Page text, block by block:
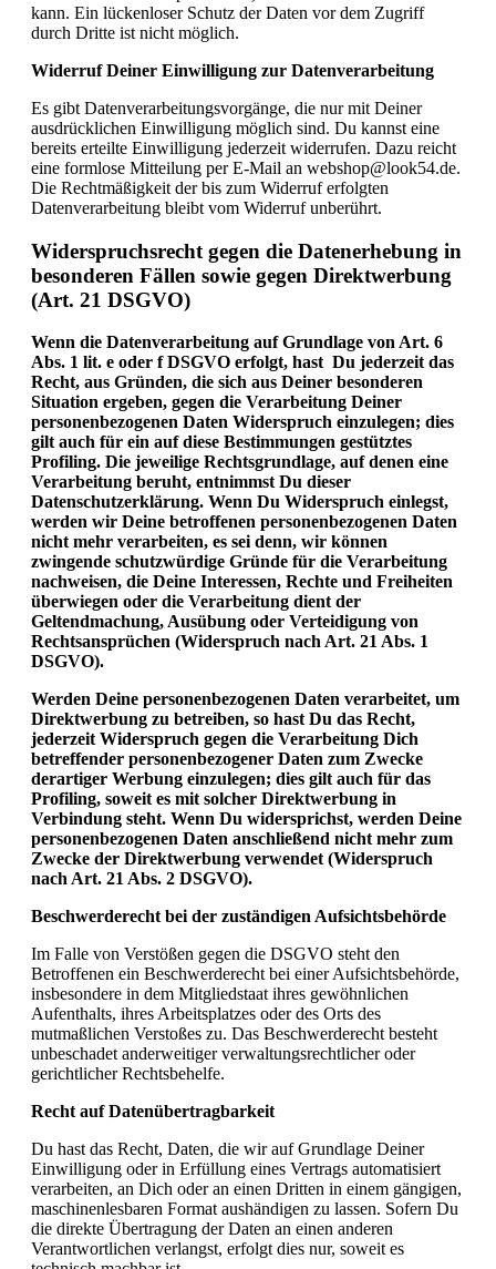
kann. Ein lückenloser Schutz der Daten vor dem Zugriff
durch Dritte ist nicht möglich.
Widerruf Deiner Einwilligung zur Datenverarbeitung
Es gibt Datenverarbeitungsvorgänge, die nur mit Deiner
ausdrücklichen Einwilligung möglich sind. Du kannst eine
bereits erteilte Einwilligung jederzeit widerrufen. Dazu reicht
eine formlose Mitteilung per E-Mail an webshop@look54.de.
Die Rechtmäßigkeit der bis zum Widerruf erfolgten
Datenverarbeitung bleibt vom Widerruf unberührt.
Widerspruchsrecht gegen die Datenerhebung in
besonderen Fällen sowie gegen Direktwerbung
(Art. 21 DSGVO)
Wenn die Datenverarbeitung auf Grundlage von Art. 6
Abs. 1 lit. e oder f DSGVO erfolgt, hast Du jederzeit das
Recht, aus Gründen, die sich aus Deiner besonderen
Situation ergeben, gegen die Verarbeitung Deiner
personenbezogenen Daten Widerspruch einzulegen; dies
gilt auch für ein auf diese Bestimmungen gestütztes
Profiling. Die jeweilige Rechtsgrundlage, auf denen eine
Verarbeitung beruht, entnimmst Du dieser
Datenschutzerklärung. Wenn Du Widerspruch einlegst,
werden wir Deine betroffenen personenbezogenen Daten
nicht mehr verarbeiten, es sei denn, wir können
zwingende schutzwürdige Gründe für die Verarbeitung
nachweisen, die Deine Interessen, Rechte und Freiheiten
überwiegen oder die Verarbeitung dient der
Geltendmachung, Ausübung oder Verteidigung von
Rechtsansprüchen (Widerspruch nach Art. 21 Abs. 1
DSGVO).
Werden Deine personenbezogenen Daten verarbeitet, um
Direktwerbung zu betreiben, so hast Du das Recht,
jederzeit Widerspruch gegen die Verarbeitung Dich
betreffender personenbezogener Daten zum Zwecke
derartiger Werbung einzulegen; dies gilt auch für das
Profiling, soweit es mit solcher Direktwerbung in
Verbindung steht. Wenn Du widersprichst, werden Deine
personenbezogenen Daten anschließend nicht mehr zum
Zwecke der Direktwerbung verwendet (Widerspruch
nach Art. 21 Abs. 2 DSGVO).
Beschwerderecht bei der zuständigen Aufsichtsbehörde
Im Falle von Verstößen gegen die DSGVO steht den
Betroffenen ein Beschwerderecht bei einer Aufsichtsbehörde,
insbesondere in dem Mitgliedstaat ihres gewöhnlichen
Aufenthalts, ihres Arbeitsplatzes oder des Orts des
mutmaßlichen Verstoßes zu. Das Beschwerderecht besteht
unbeschadet anderweitiger verwaltungsrechtlicher oder
gerichtlicher Rechtsbehelfe.
Recht auf Datenübertragbarkeit
Du hast das Recht, Daten, die wir auf Grundlage Deiner
Einwilligung oder in Erfüllung eines Vertrags automatisiert
verarbeiten, an Dich oder an einen Dritten in einem gängigen,
maschinenlesbaren Format aushändigen zu lassen. Sofern Du
die direkte Übertragung der Daten an einen anderen
Verantwortlichen verlangst, erfolgt dies nur, soweit es